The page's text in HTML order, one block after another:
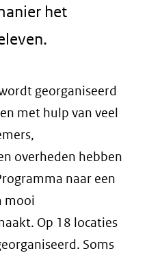
het
georganiseerd
met hulp van veel
overheden hebben
naar een
mooi
Op 18 locaties
Soms